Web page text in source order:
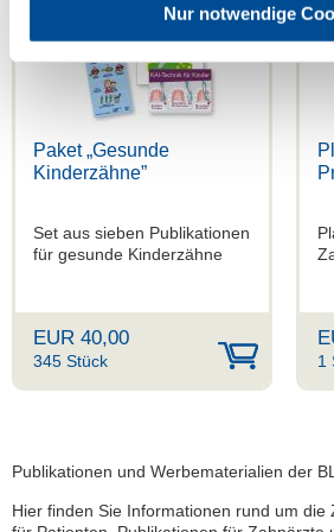
Nur notwendige
Paket „Gesunde
Kinderzähne”
Set aus sieben Publikationen
für gesunde Kinderzähne
EUR 40,00
345 Stück 1
Publikationen und Werbematerialien der
Hier finden Sie Informationen rund um